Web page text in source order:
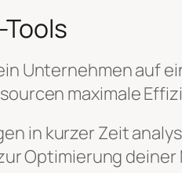
Unternehmen auf
maximale
in kurzer Zeit
Optimierung